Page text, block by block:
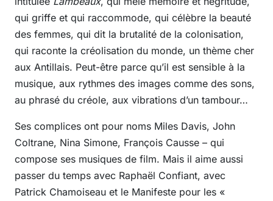
qui griffe et qui raccommode, qui célèbre la beauté
des femmes, qui dit la brutalité de la colonisation,
qui raconte la créolisation du monde, un thème cher
aux Antillais. Peut-être parce qu’il est sensible à la
musique, aux rythmes des images comme des sons,
au phrasé du créole, aux vibrations d’un tambour…
Ses complices ont pour noms Miles Davis, John
Coltrane, Nina Simone, François Causse – qui
compose ses musiques de film. Mais il aime aussi
passer du temps avec Raphaël Confiant, avec
Patrick Chamoiseau et le Manifeste pour les «